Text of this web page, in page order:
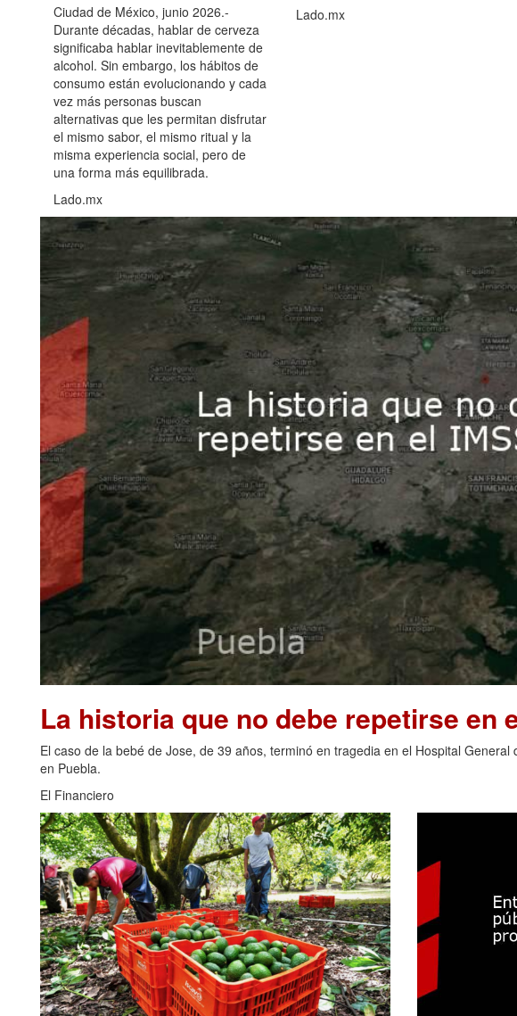
Ciudad de México, junio 2026.-
Durante décadas, hablar de cerveza
significaba hablar inevitablemente de
alcohol. Sin embargo, los hábitos de
consumo están evolucionando y cada
vez más personas buscan
alternativas que les permitan disfrutar
el mismo sabor, el mismo ritual y la
misma experiencia social, pero de
una forma más equilibrada.
Lado.mx
Lado.mx
La historia que no debe repetirse en
El caso de la bebé de Jose, de 39 años, terminó en tragedia en el Hospital General
en Puebla.
El Financiero